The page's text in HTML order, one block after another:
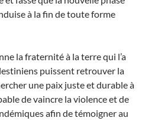
à la fin de toute forme
la fraternité à la terre qui l’a
puissent retrouver la
une paix juste et durable à
de vaincre la violence et de
afin de témoigner au